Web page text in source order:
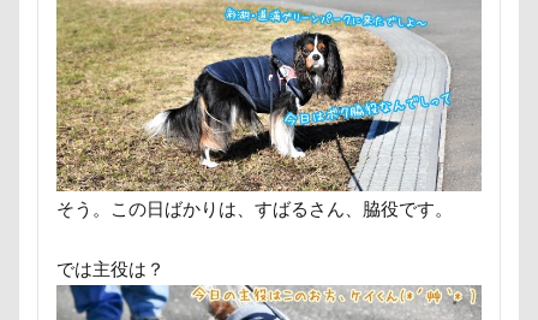
そう。この日ばかりは、すばるさん、脇役です。
では主役は？
小布施町
富山市 富士見高原 富士見町
富士急ハイランド
富士吉田市
富士すばるランド
小春ちゃん
室内遊びレッスン 山梨県
川
嵐山町 嵐山渓谷 島忠ホームズ
小松菜
山北町 山中湖村 山中湖
山下公園
屋内ドッグラン
居酒屋
小谷流の里ドギーズアイラ
変顔
壁紙 壁 増税前 埼玉県